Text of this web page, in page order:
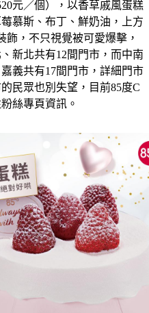
元／個），以香草戚風蛋糕
慕斯、布丁、鮮奶油，上方
，不只視覺被可愛爆擊，
新北共有12間門市，而中南
義共有17間門市，詳細門市
的民眾也別失望，目前85度C
絲專頁資訊。